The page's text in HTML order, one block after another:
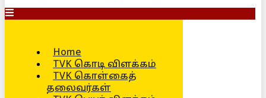
Home
TVK கொடி விளக்கம்
TVK கொள்கைத்
தலைவர்கள்